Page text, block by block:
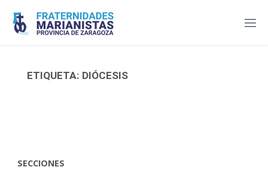
contenido
ETIQUETA: DIÓCESIS
SECCIONES